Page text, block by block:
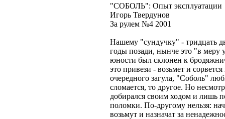
"СОБОЛЬ": Опыт эксплуатации
Игорь Твердунов
За рулем №4 2001
Нашему "сундучку" - тридцать
годы позади, нынче это "в
юности был склонен к
это привези - возьмет и
очередного загула, "Соболь"
сломается, то другое. Но
добирался своим ходом и лишь
поломки. По-другому нельзя:
возьмут и назначат за